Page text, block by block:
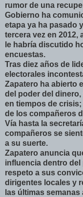
rumor de una
Gobierno ha
etapa ya ha pasado
tercera vez en 2012,
le habría discutido
encuestas.
Tras diez años de
electorales
Zapatero ha abierto
del poder del
en tiempos de
de los compañeros
Vía hasta la
compañeros se
a su suerte.
Zapatero anuncia
influencia dentro
respeto a sus
dirigentes locales y
las últimas